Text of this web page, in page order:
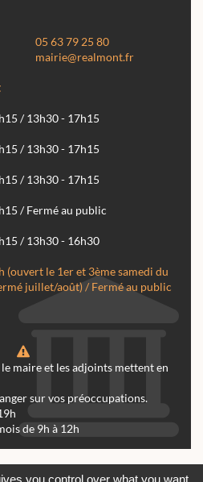
05 63 79 25 80
mairie@realmont.fr
/ 13h30 - 17h15
/ 13h30 - 17h15
/ 13h30 - 17h15
/ Fermé au public
/ 13h30 - 16h30
(ouvert le 1er et 3ème samedi du
juillet/août) / Fermé au public
maire et les adjoints mettent en
sur vos préoccupations.
de 9h à 12h
you control over what you want